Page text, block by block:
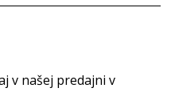
v našej predajni v